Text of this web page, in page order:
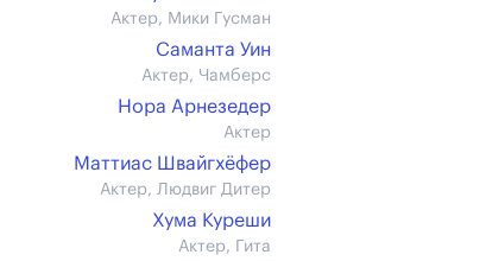
Актер, Мики Гусман
Саманта Уин
Актер, Чамберс
Нора Арнезедер
Актер
Маттиас Швайгхёфер
Актер, Людвиг Дитер
Хума Куреши
Актер, Гита